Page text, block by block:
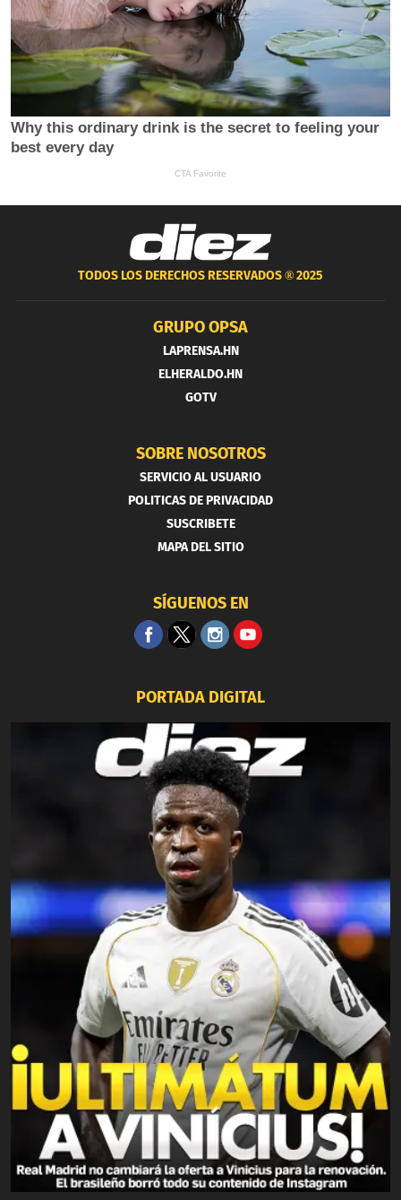
TODOS LOS DERECHOS RESERVADOS ®2025
GRUPO OPSA
LAPRENSA.HN
ELHERALDO.HN
GOTV
SOBRE NOSOTROS
SERVICIO AL USUARIO
POLITICAS DE PRIVACIDAD
SUSCRIBETE
MAPA DEL SITIO
SÍGUENOS EN
PORTADA DIGITAL